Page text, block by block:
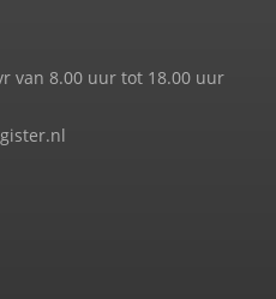
van 8.00 uur tot 18.00 uur